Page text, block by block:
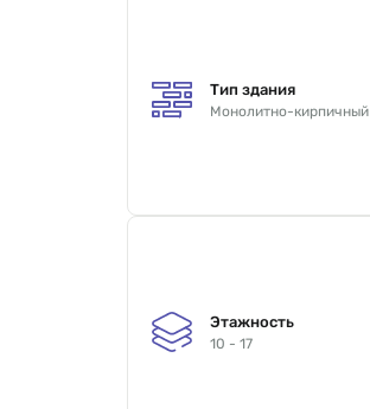
Тип здания
Монолитно-кирпичный
Этажность
10 - 17